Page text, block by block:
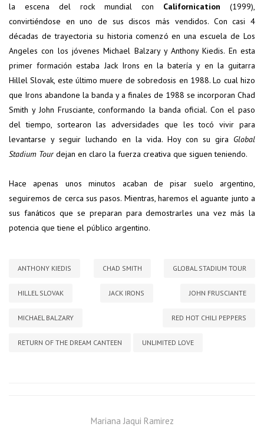
la escena del rock mundial con Californication (1999),
convirtiéndose en uno de sus discos más vendidos. Con casi 4
décadas de trayectoria su historia comenzó en una escuela de Los
Angeles con los jóvenes Michael Balzary y Anthony Kiedis. En esta
primer formación estaba Jack Irons en la batería y en la guitarra
Hillel Slovak, este último muere de sobredosis en 1988. Lo cual hizo
que Irons abandone la banda y a finales de 1988 se incorporan Chad
Smith y John Frusciante, conformando la banda oficial. Con el paso
del tiempo, sortearon las adversidades que les tocó vivir para
levantarse y seguir luchando en la vida. Hoy con su gira Global
Stadium Tourdejan en claro la fuerza creativa que siguen teniendo.
Hace apenas unos minutos acaban de pisar suelo argentino,
seguiremos de cerca sus pasos. Mientras, haremos el aguante junto a
sus fanáticos que se preparan para demostrarles una vez más la
potencia que tiene el público argentino.
ANTHONY KIEDIS CHAD SMITH GLOBAL STADIUM TOUR
HILLEL SLOVAK JACK IRONS JOHN FRUSCIANTE
MICHAEL BALZARY RED HOT CHILI PEPPERS
RETURN OF THE DREAM CANTEEN UNLIMITED LOVE
Mariana Jaqui Ramirez